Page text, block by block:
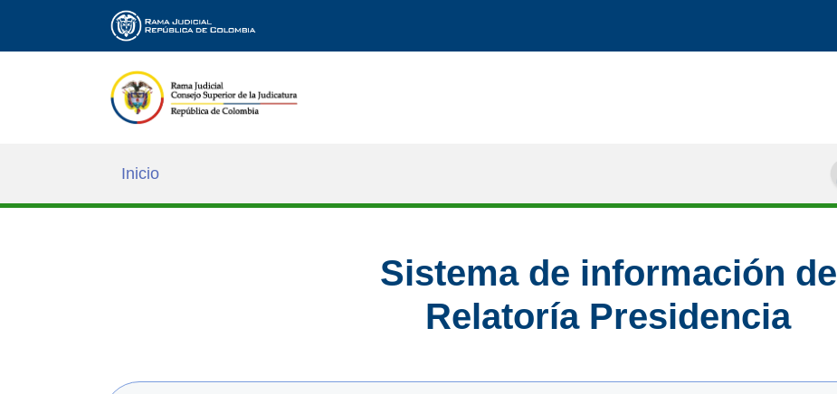
Inicio
Sistema de información de
Relatoría Presidencia